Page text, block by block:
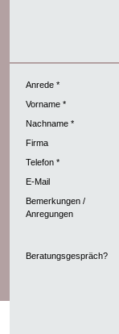
Anrede *
Vorname *
Nachname *
Firma
Telefon *
E-Mail
Bemerkungen /
Anregungen
Beratungsgespräch?